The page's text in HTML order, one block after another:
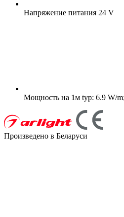
Напряжение питания 24 V
Мощность на 1м typ: 6.9 W/
Произведено в Беларуси